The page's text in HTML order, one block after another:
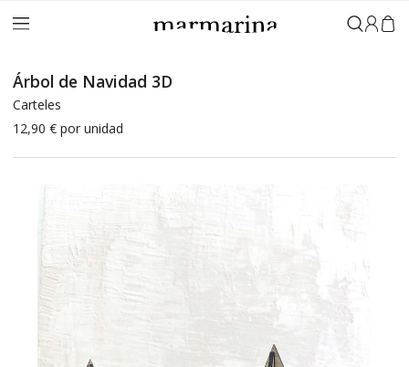
Iniciar
Árbol de Navidad 3D
Carteles
12,90 € por unidad